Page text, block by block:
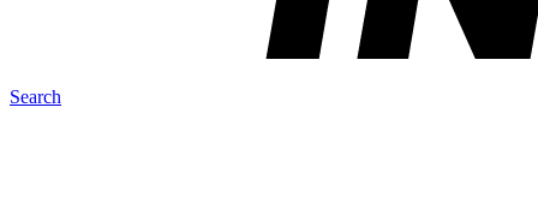
Search